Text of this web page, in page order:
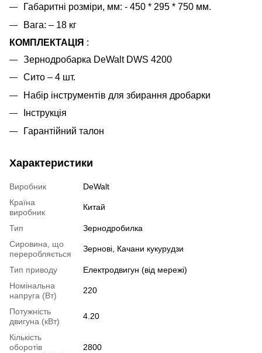
Габаритні розміри, мм: - 450 * 295 * 750 мм.
Вага: – 18 кг
КОМПЛЕКТАЦІЯ :
Зернодробарка DeWalt DWS 4200
Сито – 4 шт.
Набір інструментів для збирання дробарки
Інструкція
Гарантійний талон
Характеристики
Виробник
DeWalt
Країна
виробник
Китай
Тип
Зернодробилка
Сировина, що
переробляється
Зернові, Качани кукурудзи
Тип приводу
Електродвигун (від мережі)
Номінальна
напруга (Вт)
220
Потужність
двигуна (кВт)
4.20
Кількість
оборотів
2800